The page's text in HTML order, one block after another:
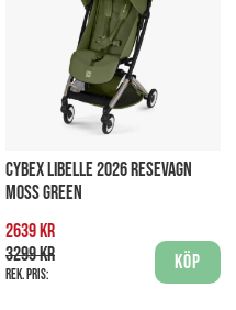
CYBEX LIBELLE 2026 RESEVAGN
MOSS GREEN
2639 kr
3299 kr
Rek. pris:
Köp